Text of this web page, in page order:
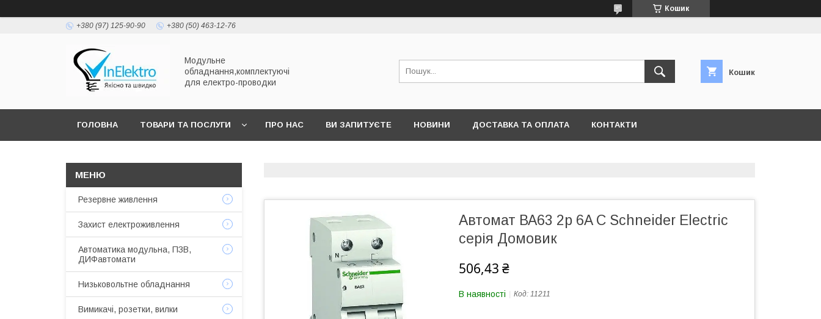
Кошик
+380 (97) 125-90-90 +380 (50) 463-12-76
Модульне
обладнання,комплектуючі
для електро-проводки
Кошик
ГОЛОВНА ТОВАРИ ТА ПОСЛУГИ ПРО НАС ВИ ЗАПИТУЄТЕ НОВИНИ ДОСТАВКА ТА ОПЛАТА КОНТАКТИ
Автомат ВА63 2р 6A C Schneider Electric
серія Домовик
506,43 ₴
В наявності Код: 11211
Резервне живлення
Захист електроживлення
Автоматика модульна, ПЗВ,
ДИФавтомати
Низьковольтне обладнання
Вимикачі, розетки, вилки